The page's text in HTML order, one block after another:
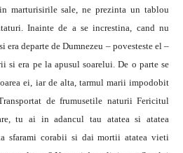
marturisirile sale, ne prezinta un tablou
Inainte de a se increstina, cand nu
era departe de Dumnezeu – povesteste el –
si era pe la apusul soarelui. De o parte se
ei, iar de alta, tarmul marii impodobit
de frumusetile naturii Fericitul
tu ai in adancul tau atatea si atatea
sfarami corabii si dai mortii atatea vieti